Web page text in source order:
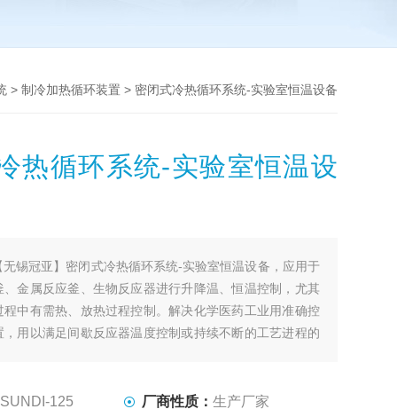
> 制冷加热循环装置 > 密闭式冷热循环系统-实验室恒温设备
热循环系统-实验室恒温设
无锡冠亚】密闭式冷热循环系统-实验室恒温设备，应用于
、金属反应釜、生物反应器进行升降温、恒温控制，尤其
程中有需热、放热过程控制。解决化学医药工业用准确控
，用以满足间歇反应器温度控制或持续不断的工艺进程的
SUNDI-125 厂商性质：生产厂家